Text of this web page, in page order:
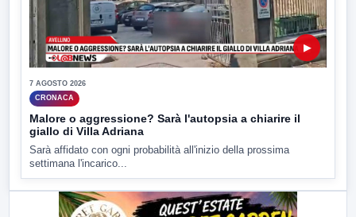
▶
7 AGOSTO 2026
CRONACA
Malore o aggressione? Sarà l'autopsia a chiarire il
giallo di Villa Adriana
Sarà affidato con ogni probabilità all'inizio della prossima
settimana l'incarico...